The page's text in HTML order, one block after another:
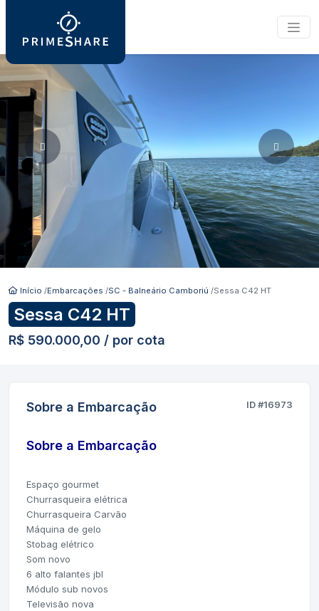
Início Embarcações SC - Balneário Camboriú Sessa C42 HT
Sessa C42 HT
R$ 590.000,00 / por cota
Sobre a Embarcação ID #16973
Sobre a Embarcação
Espaço gourmet
Churrasqueira elétrica
Churrasqueira Carvão
Máquina de gelo
Stobag elétrico
Som novo
6 alto falantes jbl
Módulo sub novos
Televisão nova